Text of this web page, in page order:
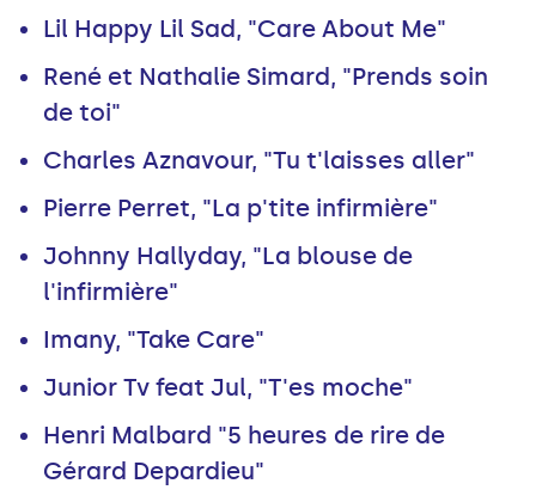
Lil Happy Lil Sad, "Care About Me"
René et Nathalie Simard, "Prends soin
de toi"
Charles Aznavour, "Tu t'laisses aller"
Pierre Perret, "La p'tite infirmière"
Johnny Hallyday, "La blouse de
l'infirmière"
Imany, "Take Care"
Junior Tv feat Jul, "T'es moche"
Henri Malbard "5 heures de rire de
Gérard Depardieu"